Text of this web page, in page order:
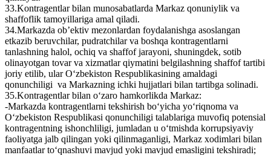
33.Kontragentlar bilan munosabatlarda Markaz qonuniylik va
shaffoflik tamoyillariga amal qiladi.
34.Markazda ob’ektiv mezonlardan foydalanishga asoslangan
еtkazib beruvchilar, pudratchilar va boshqa kontragentlarni
tanlashning halol, ochiq va shaffof jarayoni, shuningdek, sotib
olinayotgan tovar va xizmatlar qiymatini belgilashning shaffof tartibi
joriy etilib, ular O‘zbekiston Respublikasining amaldagi
qonunchiligi va Markazning ichki hujjatlari bilan tartibga solinadi.
35.Kontragentlar bilan o‘zaro hamkorlikda Markaz:
-Markazda kontragentlarni tekshirish bo‘yicha yo‘riqnoma va
O‘zbekiston Respublikasi qonunchiligi talablariga muvofiq potensial
kontragentning ishonchliligi, jumladan u o‘tmishda korrupsiyaviy
faoliyatga jalb qilingan yoki qilinmaganligi, Markaz xodimlari bilan
manfaatlar to‘qnashuvi mavjud yoki mavjud emasligini tekshiradi;